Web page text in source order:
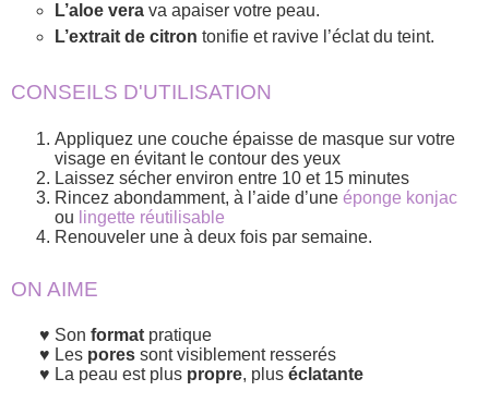
L’aloe vera va apaiser votre peau.
L’extrait de citron tonifie et ravive l’éclat du teint.
CONSEILS D'UTILISATION
Appliquez une couche épaisse de masque sur votre
visage en évitant le contour des yeux
Laissez sécher environ entre 10 et 15 minutes
Rincez abondamment, à l’aide d’une éponge konjac
ou lingette réutilisable
Renouveler une à deux fois par semaine.
ON AIME
Son format pratique
Les pores sont visiblement resserés
La peau est plus propre, plus éclatante